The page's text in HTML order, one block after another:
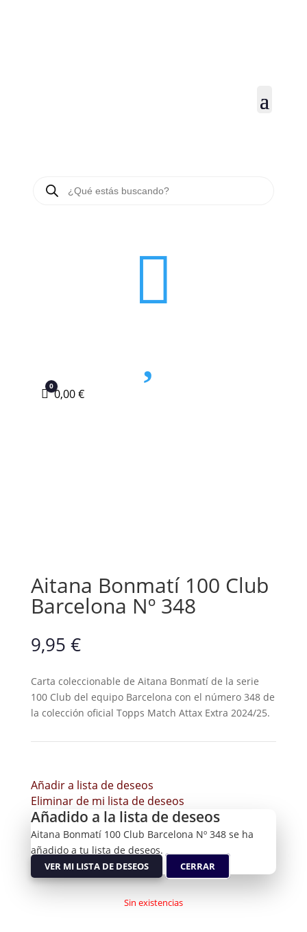
PRODUCTOS

Carro
0
0,00€
Aitana Bonmatí 100 Club
Barcelona Nº 348
9,95 €
Carta coleccionable de Aitana Bonmatí de la serie
100 Club del equipo Barcelona con el número 348 de
la colección oficial Topps Match Attax Extra 2024/25.
Añadir a lista de deseos
Eliminar de mi lista de deseos
Añadido a la lista de deseos
Aitana Bonmatí 100 Club Barcelona Nº 348 se ha
añadido a tu lista de deseos.
VER MI LISTA DE DESEOS CERRAR
Sin existencias